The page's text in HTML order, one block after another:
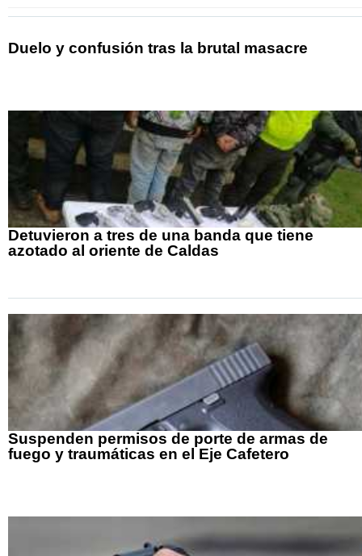
Duelo y confusión tras la brutal masacre
Detuvieron a tres de una banda que tiene
azotado al oriente de Caldas
Suspenden permisos de porte de armas de
fuego y traumáticas en el Eje Cafetero